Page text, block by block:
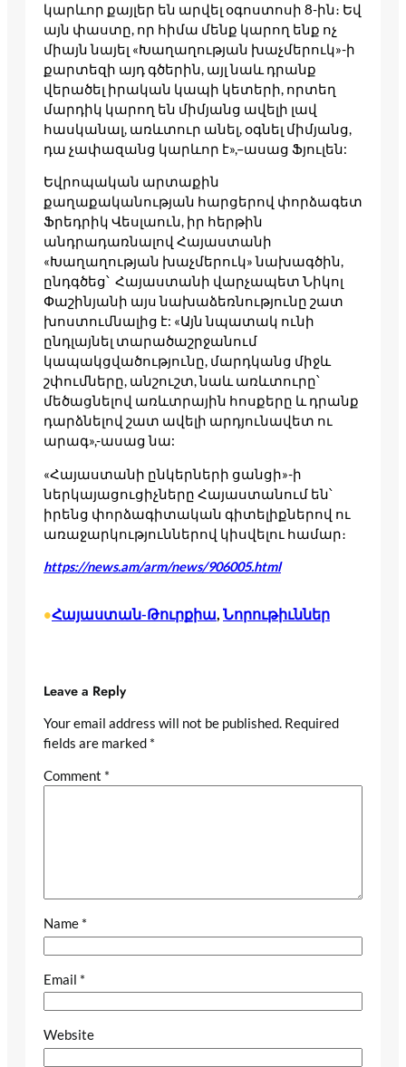
կարևոր քայլեր են արվել օգոստոսի 8-ին։ Եվ
այն փաստը, որ հիմա մենք կարող ենք ոչ
միայն նայել «Խաղաղության խաչմերուկ»-ի
քարտեզի այդ գծերին, այլ նաև դրանք
վերածել իրական կապի կետերի, որտեղ
մարդիկ կարող են միմյանց ավելի լավ
հասկանալ, առևտուր անել, օգնել միմյանց,
դա չափազանց կարևոր է»,–ասաց Ֆյուլեն:
Եվրոպական արտաքին
քաղաքականության հարցերով փորձագետ
Ֆրեդրիկ Վեսլաուն, իր հերթին
անդրադառնալով Հայաստանի
«Խաղաղության խաչմերուկ» նախագծին,
ընդգծեց՝ Հայաստանի վարչապետ Նիկոլ
Փաշինյանի այս նախաձեռնությունը շատ
խոստումնալից է: «Այն նպատակ ունի
ընդլայնել տարածաշրջանում
կապակցվածությունը, մարդկանց միջև
շփումները, անշուշտ, նաև առևտուրը՝
մեծացնելով առևտրային հոսքերը և դրանք
դարձնելով շատ ավելի արդյունավետ ու
արագ»,-ասաց նա:
«Հայաստանի ընկերների ցանցի»-ի
ներկայացուցիչները Հայաստանում են՝
իրենց փորձագիտական գիտելիքներով ու
առաջարկություններով կիսվելու համար։
https://news.am/arm/news/906005.html
•Հայաստան-Թուրքիա Նորութիւններ
Leave a Reply
Your email address will not be published. Required
fields are marked *
Comment *
Name *
Email *
Website